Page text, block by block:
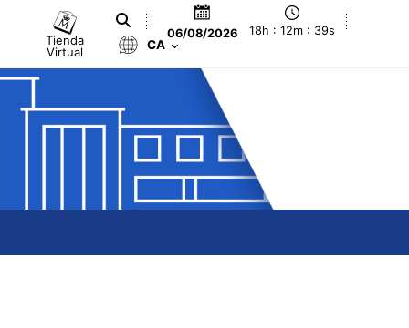
Tienda
Virtual
06/08/2026 18h : 12m : 40s
CA